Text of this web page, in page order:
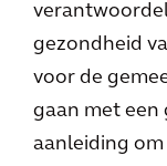
gezondheid
voor de
gaan met een
aanleiding